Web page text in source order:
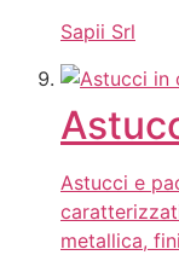
Sapii Srl
Astucci e
metallica,